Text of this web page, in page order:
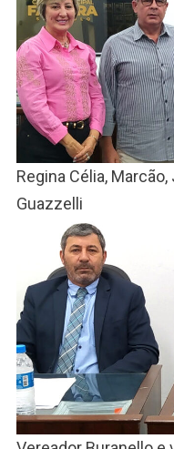
Regina Célia,
Guazzelli